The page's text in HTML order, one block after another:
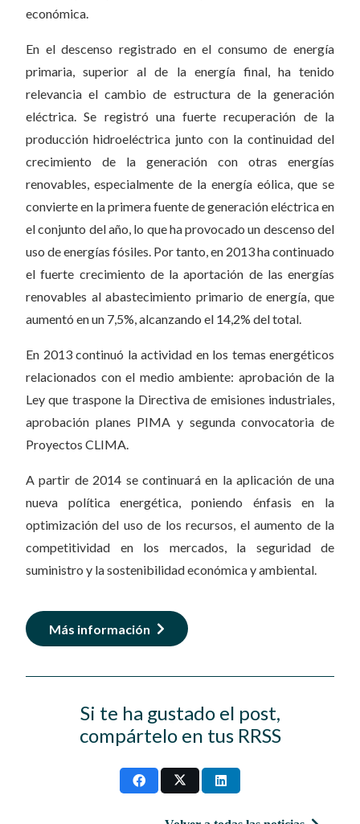
económica.
En el descenso registrado en el consumo de energía
primaria, superior al de la energía final, ha tenido
relevancia el cambio de estructura de la generación
eléctrica. Se registró una fuerte recuperación de la
producción hidroeléctrica junto con la conti­nuidad del
crecimiento de la generación con otras energías
renovables, especialmente de la energía eólica, que se
convierte en la primera fuente de ge­neración eléctrica en
el conjunto del año, lo que ha provocado un descenso del
uso de energías fósiles. Por tanto, en 2013 ha continuado
el fuerte creci­miento de la aportación de las energías
renova­bles al abastecimiento primario de energía, que
aumentó en un 7,5%, alcanzando el 14,2% del total.
En 2013 continuó la actividad en los temas energéticos
relacionados con el medio ambiente: aprobación de la
Ley que traspone la Directiva de emisiones industriales,
aprobación planes PIMA y segunda convocatoria de
Proyectos CLIMA.
A partir de 2014 se continuará en la aplicación de una
nueva política energética, poniendo énfasis en la
optimización del uso de los recursos, el aumento de la
competitividad en los mercados, la seguridad de
suministro y la sostenibilidad económica y ambiental.
Más información
Si te ha gustado el post,
compártelo en tus RRSS